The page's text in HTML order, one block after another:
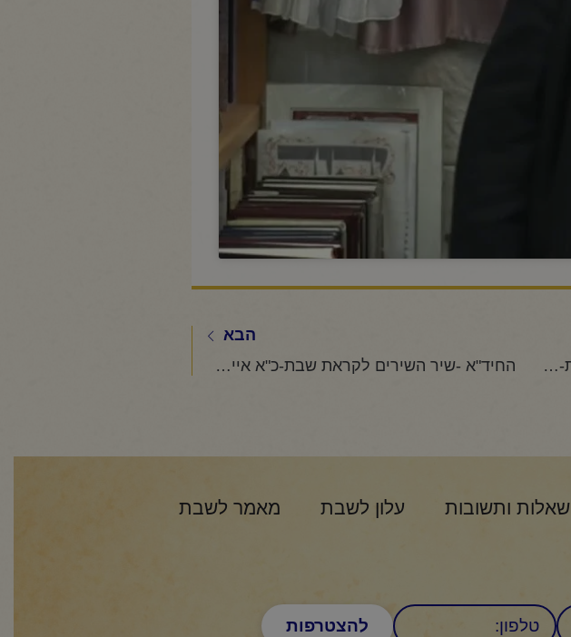
החיד"א -שיעור בשיר השירים לקראת שבת-י"ד אייר תשפ"ג
הבא
החיד"א -שיר השירים לקראת שבת-כ"א אייר תשפ"ג
שאלות ותשובות עלון לשבת מאמר לשבת
טלפון: